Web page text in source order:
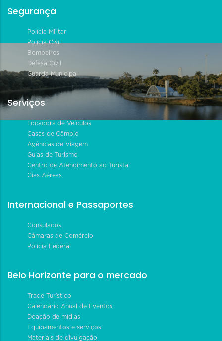
Segurança
Polícia Militar
Polícia Civil
Bombeiros
Defesa Civil
Guarda Municipal
Serviços
Locadora de Veículos
Casas de Câmbio
Agências de Viagem
Guias de Turismo
Centro de Atendimento ao Turista
Cias Aéreas
Internacional e Passaportes
Consulados
Câmaras de Comércio
Polícia Federal
Belo Horizonte para o mercado
Trade Turístico
Calendário Anual de Eventos
Doação de mídias
Equipamentos e serviços
Materiais de divulgação